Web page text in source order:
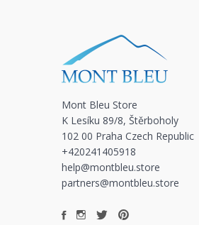
Mont Bleu Store
K Lesíku 89/8, Štěrboholy
102 00 Praha Czech Republic
+420241405918
help@montbleu.store
partners@montbleu.store